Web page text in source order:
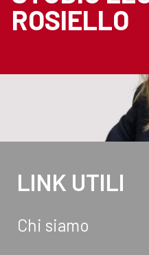
ROSIELLO
LINK UTILI
Chi siamo